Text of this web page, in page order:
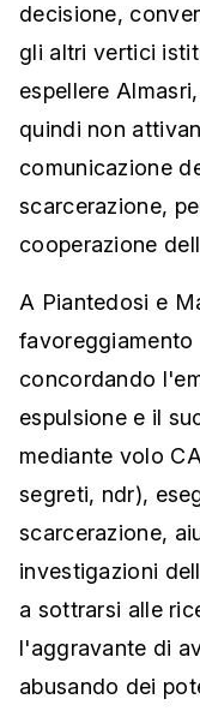
decisione,
gli altri vertici
espellere
quindi non
comunicazione
scarcerazione,
cooperazione
A Piantedosi e
favoreggiamento
concordando
espulsione e il
mediante volo
segreti, ndr),
scarcerazione,
investigazioni
a sottrarsi alle
l'aggravante di
abusando dei